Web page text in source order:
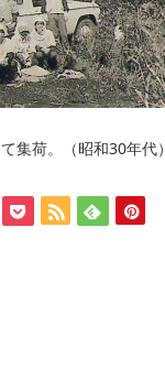
集荷。（昭和30年代）